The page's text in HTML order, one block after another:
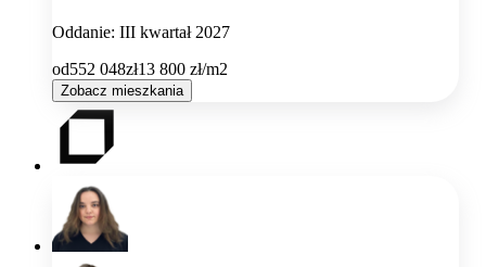
Oddanie: III kwartał 2027
od552 048zł13 800 zł/m2
Zobacz mieszkania